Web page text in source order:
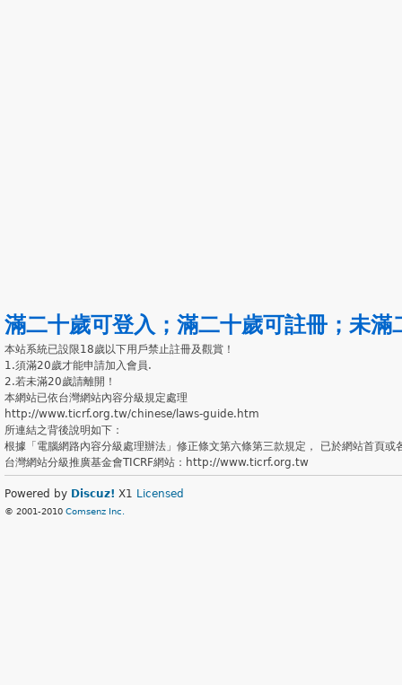
滿二十歲可登入 ； 滿二十歲可註冊 ； 未滿
本站系統已設限18歲以下用戶禁止註冊及觀賞！
1.須滿20歲才能申請加入會員.
2.若未滿20歲請離開！
本網站已依台灣網站內容分級規定處理
http://www.ticrf.org.tw/chinese/laws-guide.htm
所連結之背後說明如下：
根據「電腦網路內容分級處理辦法」修正條文第六條第三款規定， 已於網站首頁
台灣網站分級推廣基金會TICRF網站：http://www.ticrf.org.tw
Powered by Discuz! X1 Licensed
© 2001-2010 Comsenz Inc.